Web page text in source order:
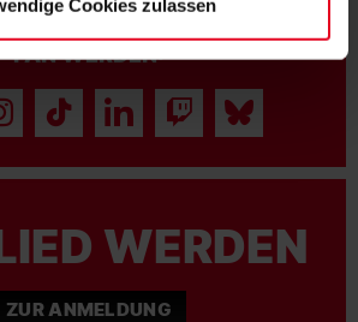
Cookies zulassen
FAN WERDEN:
WERDEN
ZUR ANMELDUNG